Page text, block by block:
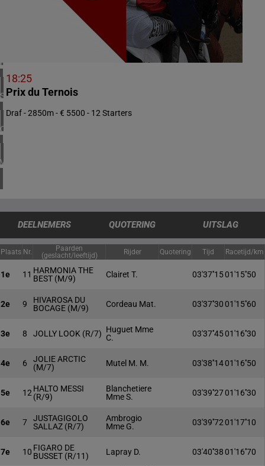
VERENIGD KONINKRIJK
IERLAND
1 meeting(s)
SPANJE
1 meeting(s)
CHILI
1 meeting(s)
VERENIGDE STATEN
4 meeting(s)
18:25
Prix du Ternois
Draf - 2850m - € 5500 - 12 Starters
DEELNEMERS QUOTERING UITSLAG
Plaats Nr.
Paarden
(geslacht/leeftijd)
Rijder Quotering Tijd Racetijd/km
1e 11 HARMONIA THE
BEST (M/9) Clairet T. 03'37''1501'15''50
2e 9
HIVAROSA DU
BOCAGE (M/9) Cordeau Mat. 03'37''3001'15''60
3e 8 JOLLY LOOK (R/7) Huguet Mme
C.
03'37''4501'16''30
4e 6
JOLIE ARCTIC
(M/7)
Mutel M. M. 03'38''1401'16''50
5e 12 HALTO MESSI
(R/9)
Blanchetiere
Mme S.
03'39''2701'16''30
6e 7
JUSTAGIGOLO
SALLAZ (R/7)
Ambrogio
Mme G.
03'39''7201'17''10
7e 10 FIGARO DE
BUSSET (R/11) Lapray D. 03'40''3801'16''70